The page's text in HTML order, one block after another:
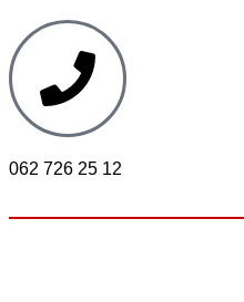
062 726 25 12